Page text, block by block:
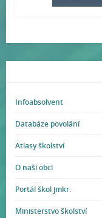
Infoabsolvent
Databáze povolání
Atlasy školství
O naší obci
Portál škol jmkr.
Ministerstvo školství